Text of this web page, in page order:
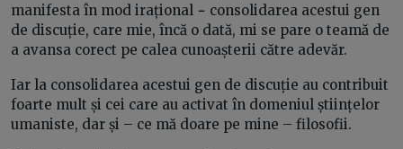
manifesta în mod irațional − consolidarea acestui gen
de discuție, care mie, încă o dată, mi se pare o teamă de
a avansa corect pe calea cunoașterii către adevăr.
Iar la consolidarea acestui gen de discuție au contribuit
foarte mult și cei care au activat în domeniul științelor
umaniste, dar și – ce mă doare pe mine – filosofii.